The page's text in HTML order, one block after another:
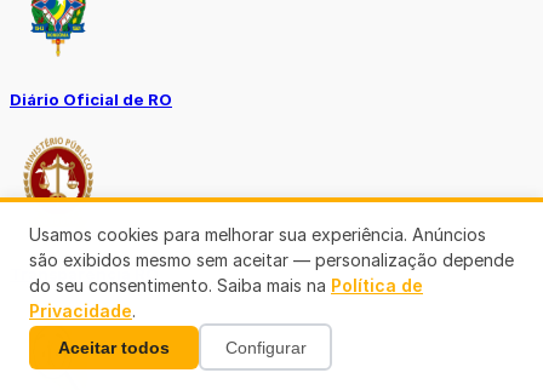
Diário Oficial de RO
Usamos cookies para melhorar sua experiência. Anúncios
são exibidos mesmo sem aceitar — personalização depende
do seu consentimento. Saiba mais na Política de
Privacidade.
Aceitar todos Configurar